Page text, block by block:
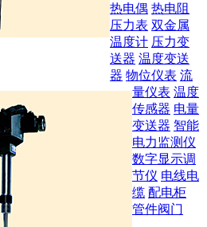
热电偶 热电阻
压力表 双金属
温度计 压力变
送器 温度变送
器 物位仪表 流
量仪表 温度
传感器 电量
变送器 智能
电力监测仪
数字显示调
节仪 电线电
缆 配电柜
管件阀门